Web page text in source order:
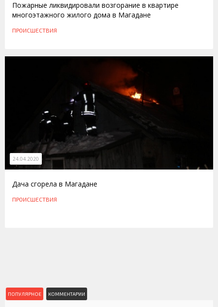
Пожарные ликвидировали возгорание в квартире
многоэтажного жилого дома в Магадане
ПРОИСШЕСТВИЯ
24.04.2020
Дача сгорела в Магадане
ПРОИСШЕСТВИЯ
ПОПУЛЯРНОЕ КОММЕНТАРИИ